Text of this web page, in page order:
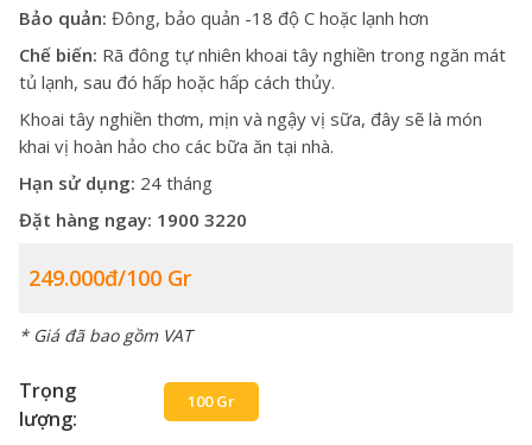
Bảo quản: Đông, bảo quản -18 độ C hoặc lạnh hơn
Chế biến: Rã đông tự nhiên khoai tây nghiền trong ngăn mát
tủ lạnh, sau đó hấp hoặc hấp cách thủy.
Khoai tây nghiền thơm, mịn và ngậy vị sữa, đây sẽ là món
khai vị hoàn hảo cho các bữa ăn tại nhà.
Hạn sử dụng: 24 tháng
Đặt hàng ngay: 1900 3220
249.000đ/100 Gr
* Giá đã bao gồm VAT
Trọng
lượng:
100 Gr